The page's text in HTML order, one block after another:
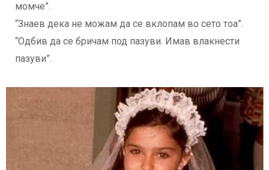
момче”.
“Знаев дека не можам да се вклопам во сето тоа”.
“Одбив да сe бричам под пазуви. Имав влакнести
пазуви”.